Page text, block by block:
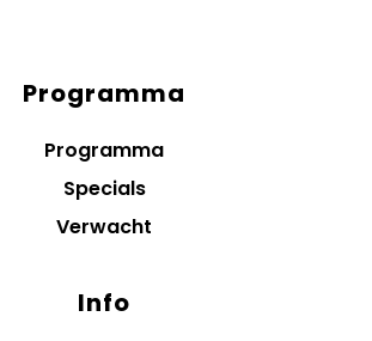
Programma
Programma
Specials
Verwacht
Info